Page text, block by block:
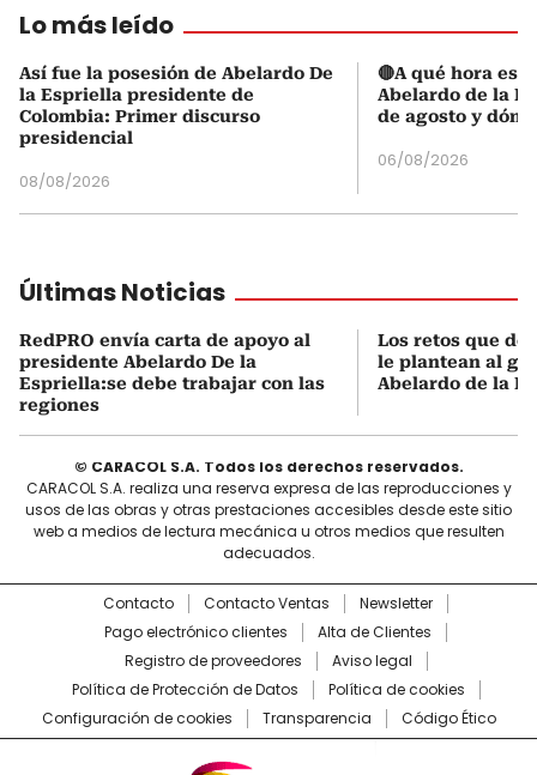
Lo más leído
Así fue la posesión de Abelardo De
la Espriella presidente de
Colombia: Primer discurso
presidencial
08/08/2026
🔴A qué hora es
Abelardo de la
de agosto y
06/08/2026
Últimas Noticias
RedPRO envía carta de apoyo al
presidente Abelardo De la
Espriella:se debe trabajar con las
regiones
Los retos que
le plantean al
Abelardo de la
© CARACOL S.A. Todos los derechos reservados.
CARACOL S.A. realiza una reserva expresa de las reproducciones y
usos de las obras y otras prestaciones accesibles desde este sitio
web a medios de lectura mecánica u otros medios que resulten
adecuados.
Contacto Contacto Ventas
Newsletter
Pago electrónico clientes
Alta de Clientes
Registro de proveedores
Aviso legal
Política de Protección de Datos
Política de cookies
Configuración de cookies
Transparencia Código Ético